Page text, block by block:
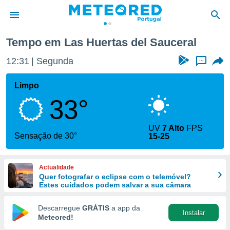
da
foi
fornecidas
a este
das
e
forma
digital
Tempo em Las Huertas del Sauceral
12:31 Segunda ...
Limpo
33°
Sensação de 30°
UV7 Alto FPS
15-25
Actualidade
Quer fotografar o eclipse com o telemóvel?
Estes cuidados podem salvar a sua câmara
Descarregue GRÁTIS a app da
Meteored!
Instalar